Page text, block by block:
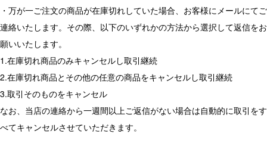
・万が一ご注文の商品が在庫切れしていた場合、お客様にメールにてご
連絡いたします。その際、以下のいずれかの方法から選択して返信をお
願いいたします。
1.在庫切れ商品のみキャンセルし取引継続
2.在庫切れ商品とその他の任意の商品をキャンセルし取引継続
3.取引そのものをキャンセル
なお、当店の連絡から一週間以上ご返信がない場合は自動的に取引をす
べてキャンセルさせていただきます。